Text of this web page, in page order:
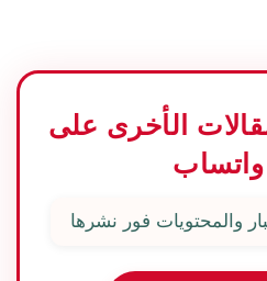
الأخرى على
واتساب
والمحتويات فور نشرها